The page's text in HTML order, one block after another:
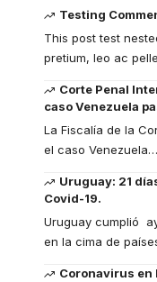
Testing
This post test
pretium, leo ac
Corte Penal
caso Venezuela
La Fiscalía de la
el caso Venezuela…
Uruguay: 21
Covid-19.
Uruguay cumplió
en la cima de
Coronavirus en